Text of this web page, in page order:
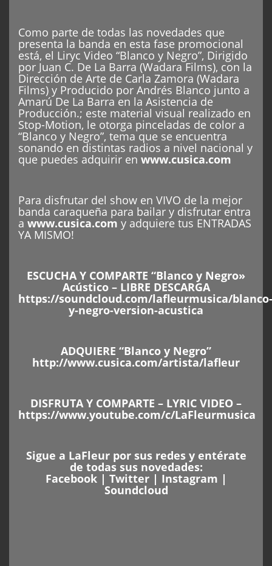
Como parte de todas las novedades que
presenta la banda en esta fase promocional
está, el Liryc Video “Blanco y Negro”, Dirigido
por Juan C. De La Barra (Wadara Films), con la
Dirección de Arte de Carla Zamora (Wadara
Films) y Producido por Andrés Blanco junto a
Amarú De La Barra en la Asistencia de
Producción.; este material visual realizado en
Stop-Motion, le otorga pinceladas de color a
“Blanco y Negro”, tema que se encuentra
sonando en distintas radios a nivel nacional y
que puedes adquirir en www.cusica.com
Para disfrutar del show en VIVO de la mejor
banda caraqueña para bailar y disfrutar entra
a www.cusica.com y adquiere tus ENTRADAS
YA MISMO!
ESCUCHA Y COMPARTE “Blanco y Negro»
Acústico – LIBRE DESCARGA
https://soundcloud.com/lafleurmusica/blanco-
y-negro-version-acustica
ADQUIERE “Blanco y Negro”
http://www.cusica.com/artista/lafleur
DISFRUTA Y COMPARTE – LYRIC VIDEO –
https://www.youtube.com/c/LaFleurmusica
Sigue a LaFleur por sus redes y entérate
de todas sus novedades:
Facebook| Twitter| Instagram |
Soundcloud